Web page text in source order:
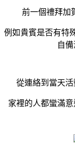
前一個禮拜加
例如貴賓是否有特
自
從連絡到當天
家裡的人都蠻滿